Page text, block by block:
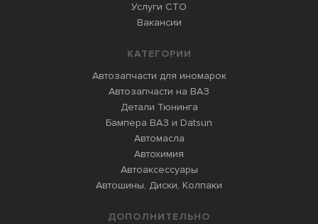
Услуги СТО
Вакансии
КАТЕГОРИИ
Автозапчасти для иномарок
Автозапчасти на ВАЗ
Детали Тюнинга
Бампера ВАЗ и Datsun
Автомасла
Автохимия
Автоаксессуары
Автошины, Диски, Колпаки
ДОПОЛНИТЕЛЬНО